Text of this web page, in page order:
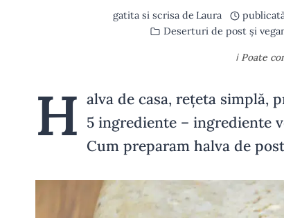
gatita si scrisa de Laura
Deserturi de post și
ℹ️ Poate
H alva de casa, rețeta simplă,
5 ingrediente – ingrediente
Cum preparam halva de